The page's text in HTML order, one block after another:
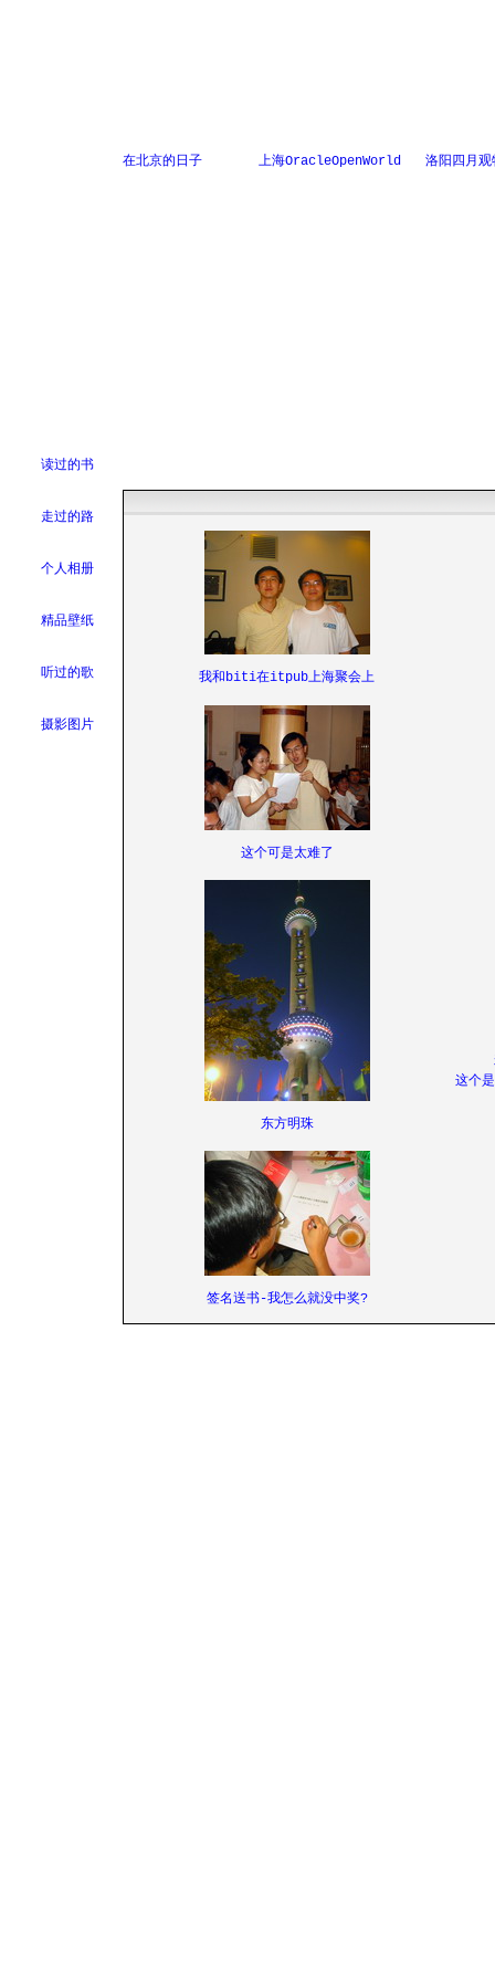
在北京的日子 上海OracleOpenWorld 洛阳四月观
读过的书
走过的路
个人相册
精品壁纸
听过的歌
摄影图片
我和biti在itpub上海聚会上
这个可是太难了
东方明珠
这个
签名送书-我怎么就没中奖?